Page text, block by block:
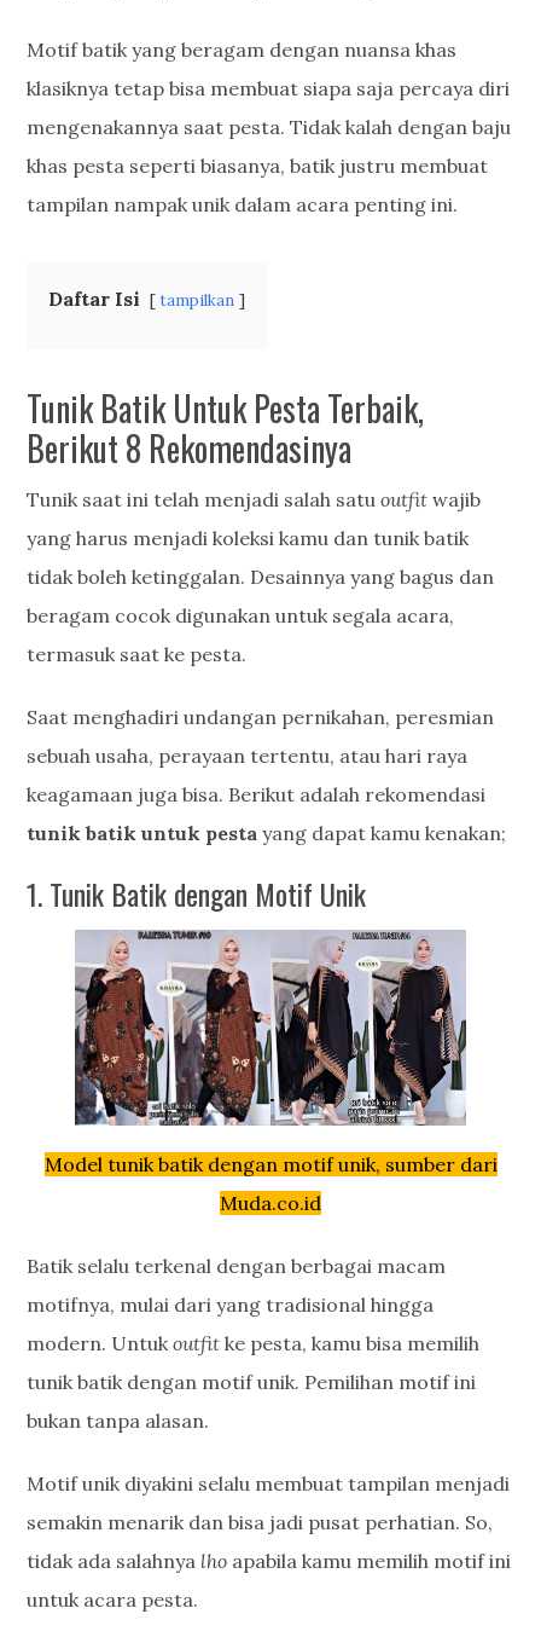
Motif batik yang beragam dengan nuansa khas
klasiknya tetap bisa membuat siapa saja percaya diri
mengenakannya saat pesta. Tidak kalah dengan baju
khas pesta seperti biasanya, batik justru membuat
tampilan nampak unik dalam acara penting ini.
Daftar Isi tampilkan
Tunik Batik Untuk Pesta Terbaik,
Berikut 8 Rekomendasinya
Tunik saat ini telah menjadi salah satuoutfit wajib
yang harus menjadi koleksi kamu dan tunik batik
tidak boleh ketinggalan. Desainnya yang bagus dan
beragam cocok digunakan untuk segala acara,
termasuk saat ke pesta.
Saat menghadiri undangan pernikahan, peresmian
sebuah usaha, perayaan tertentu, atau hari raya
keagamaan juga bisa. Berikut adalah rekomendasi
tunik batik untuk pesta yang dapat kamu kenakan;
1. Tunik Batik dengan Motif Unik
Model tunik batik dengan motif unik, sumber dari
Muda.co.id
Batik selalu terkenal dengan berbagai macam
motifnya, mulai dari yang tradisional hingga
modern. Untukoutfit ke pesta, kamu bisa memilih
tunik batik dengan motif unik. Pemilihan motif ini
bukan tanpa alasan.
Motif unik diyakini selalu membuat tampilan menjadi
semakin menarik dan bisa jadi pusat perhatian. So,
tidak ada salahnya lho apabila kamu memilih motif ini
untuk acara pesta.